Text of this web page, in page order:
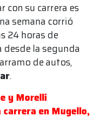
con su carrera es
semana corrió
24 horas de
la segunda
de autos,
.
y Morelli
en Mugello,